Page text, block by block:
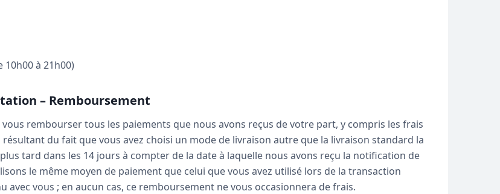
10h00 à 21h00)
– Remboursement
rembourser tous les paiements que nous avons reçus de votre part, y compris les frais
du fait que vous avez choisi un mode de livraison autre que la livraison standard la
tard dans les 14 jours à compter de la date à laquelle nous avons reçu la notification de
le même moyen de paiement que celui que vous avez utilisé lors de la transaction
vous ; en aucun cas, ce remboursement ne vous occasionnera de frais.